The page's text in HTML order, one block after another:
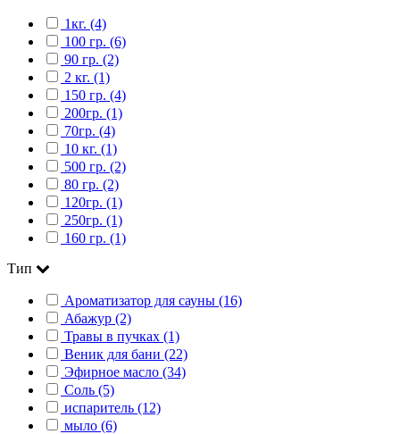
1кг. (4)
100 гр. (6)
90 гр. (2)
2 кг. (1)
150 гр. (4)
200гр. (1)
70гр. (4)
10 кг. (1)
500 гр. (2)
80 гр. (2)
120гр. (1)
250гр. (1)
160 гр. (1)
Тип
Ароматизатор для сауны (16)
Абажур (2)
Травы в пучках (1)
Веник для бани (22)
Эфирное масло (34)
Соль (5)
испаритель (12)
мыло (6)